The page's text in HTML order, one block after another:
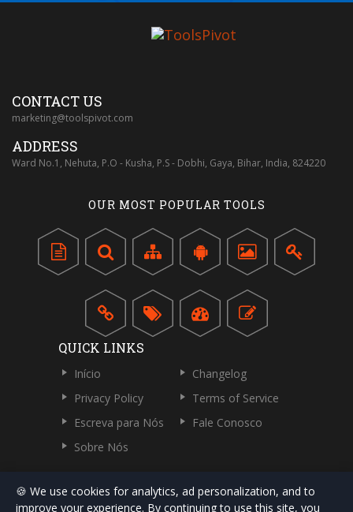
CONTACT US
marketing@toolspivot.com
ADDRESS
Ward No.1, Nehuta, P.O - Kusha, P.S - Dobhi, Gaya, Bihar, India, 824220
OUR MOST POPULAR TOOLS
QUICK LINKS
Início
Changelog
Privacy Policy
Terms of Service
Escreva para Nós
Fale Conosco
Sobre Nós
🍪 We use cookies for analytics, ad personalization, and to
improve your experience. By continuing to use this site, you